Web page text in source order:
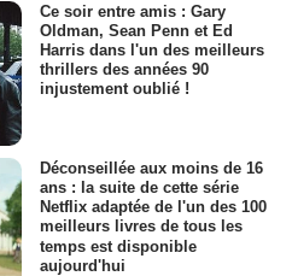
Ce soir entre amis : Gary
Oldman, Sean Penn et Ed
Harris dans l'un des meilleurs
thrillers des années 90
injustement oublié !
Déconseillée aux moins de 16
ans : la suite de cette série
Netflix adaptée de l'un des 100
meilleurs livres de tous les
temps est disponible
aujourd'hui